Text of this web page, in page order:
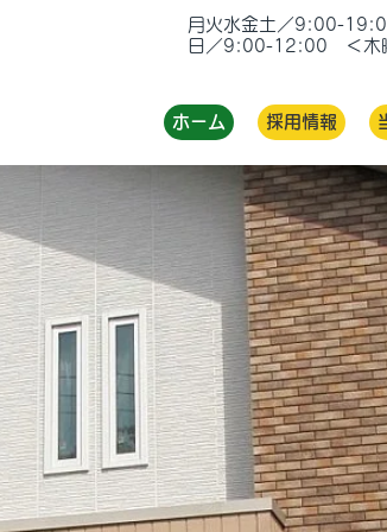
月火水金土／9:00-
日／9:00-12:00 ＜木
ホーム 採用情報
那珂郡東海村